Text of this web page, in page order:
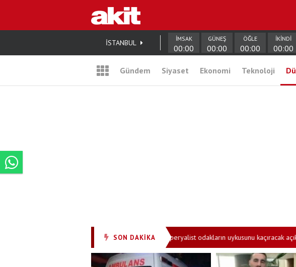
İSTANBUL İMSAK
00:00
GÜNEŞ
00:00
ÖĞLE
00:00
İKİNDİ
00:00
Gündem Siyaset Ekonomi Teknoloji
SON DAKİKA
Cevdet Yılmaz’dan emperyalist odakların uykusunu kaçıracak